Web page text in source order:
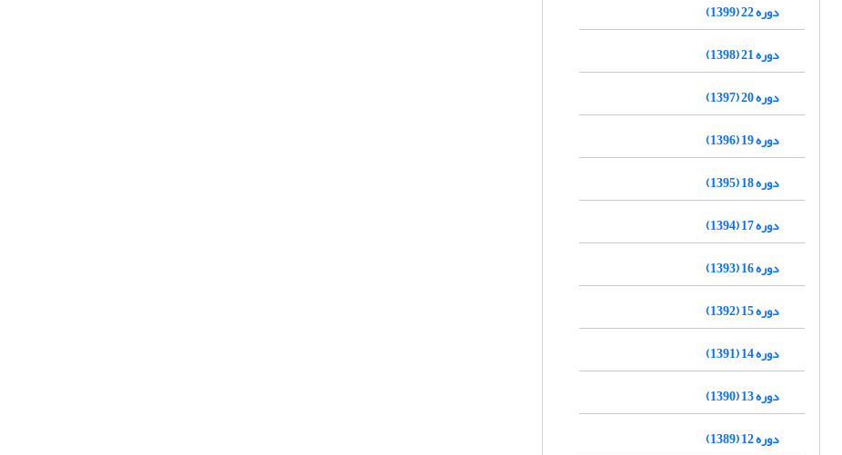
دوره 22 (1399)
دوره 21 (1398)
دوره 20 (1397)
دوره 19 (1396)
دوره 18 (1395)
دوره 17 (1394)
دوره 16 (1393)
دوره 15 (1392)
دوره 14 (1391)
دوره 13 (1390)
دوره 12 (1389)